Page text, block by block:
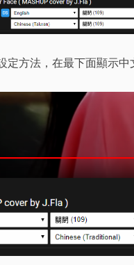
定方法，在最下面顯示